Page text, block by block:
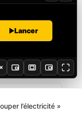
liés à
l’électricité »
Lancer